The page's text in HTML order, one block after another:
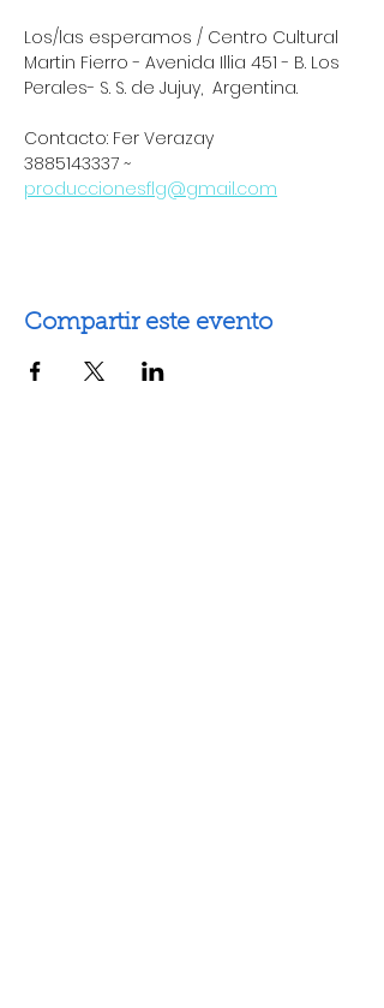
Los/las esperamos / Centro Cultural
Martin Fierro - Avenida Illia 451 - B. Los
Perales- S. S. de Jujuy,  Argentina.
Contacto: Fer Verazay
3885143337 ~
produccionesflg@gmail.com
Compartir este evento